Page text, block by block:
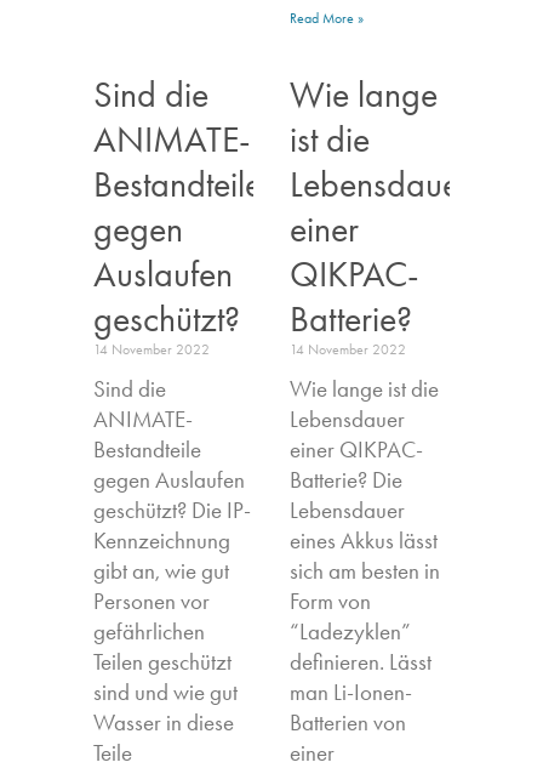
Read More »
Sind die
ANIMATE-
Bestandteile
gegen
Auslaufen
geschützt?
14 November 2022
Sind die
ANIMATE-
Bestandteile
gegen Auslaufen
geschützt? Die IP-
Kennzeichnung
gibt an, wie gut
Personen vor
gefährlichen
Teilen geschützt
sind und wie gut
Wasser in diese
Teile
Wie lange
ist die
Lebensdauer
einer
QIKPAC-
Batterie?
14 November 2022
Wie lange ist die
Lebensdauer
einer QIKPAC-
Batterie? Die
Lebensdauer
eines Akkus lässt
sich am besten in
Form von
“Ladezyklen”
definieren. Lässt
man Li-Ionen-
Batterien von
einer